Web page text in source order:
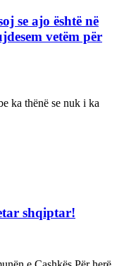
se ajo është në
vetëm për
ka thënë se nuk i ka
shqiptar!